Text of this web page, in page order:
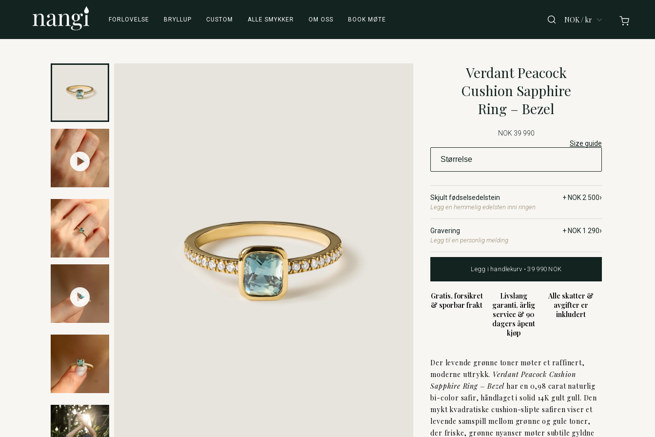
FORLOVELSE BRYLLUP CUSTOM ALLE SMYKKER OM OSS BOOK MØTE NOK / kr
Verdant Peacock
Cushion Sapphire
Ring – Bezel
NOK 39 990
Size guide
Skjult fødselsedelstein
Legg en hemmelig edelsten inni ringen
+ NOK 2 500›
Gravering
Legg til en personlig melding
+ NOK 1 290›
Legg i handlekurv • 39 990 NOK
Gratis, forsikret
& sporbar frakt
Livslang
garanti, årlig
service & 90
dagers åpent
kjøp
Alle skatter &
avgifter er
inkludert
Der levende grønne toner møter et raffinert,
moderne uttrykk. Verdant Peacock Cushion
Sapphire Ring – Bezel har en 0,98 carat naturlig
bi-color safir, håndlaget i solid 14K gult gull. Den
mykt kvadratiske cushion-slipte safiren viser et
levende samspill mellom grønne og gule toner,
der friske, grønne nyanser møter subtile gyldne